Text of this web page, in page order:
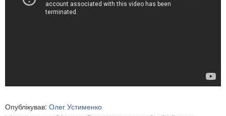
Опублікував: Олег Устименко